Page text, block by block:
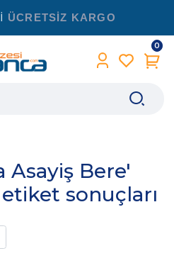
ÜCRETSİZ KARGO
0
Asayiş Bere'
sonuçları